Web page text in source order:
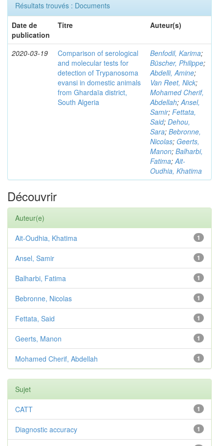
Résultats trouvés : Documents
Date de
publication
Titre Auteur(s)
2020-03-19
Comparison of serological
and molecular tests for
detection of Trypanosoma
evansi in domestic animals
from Ghardaïa district,
South Algeria
Benfodil, Karima;
Büscher, Philippe;
Abdelli, Amine;
Van Reet, Nick;
Mohamed Cherif,
Abdellah;Ansel,
Samir; Fettata,
Said; Dehou,
Sara; Bebronne,
Nicolas; Geerts,
Manon; Balharbi,
Fatima;Ait-
Oudhia, Khatima
Découvrir
Auteur(e)
1
Ait-Oudhia, Khatima
1
Ansel, Samir
1
Balharbi, Fatima
1
Bebronne, Nicolas
1
Fettata, Said
1
Geerts, Manon
1
Mohamed Cherif, Abdellah
Sujet
1
CATT
1
Diagnostic accuracy